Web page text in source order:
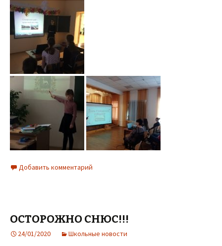
Добавить комментарий
ОСТОРОЖНО СНЮС!!!
24/01/2020 Школьные новости